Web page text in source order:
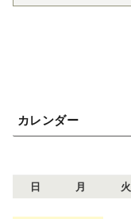
カレンダー
日 月 火